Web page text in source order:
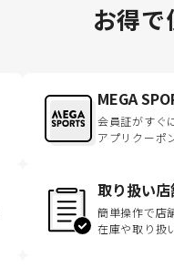
お得で
MEGA
会員証がすぐ
アプリクーポ
取り扱い
簡単操作で店
在庫や取り扱